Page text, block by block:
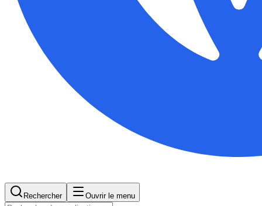
Rechercher Ouvrir le menu